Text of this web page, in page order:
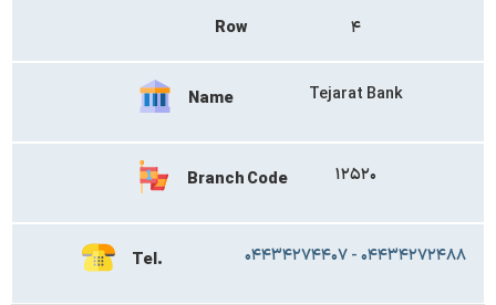
Row ۴
Name Tejarat Bank
Branch Code ۱۲۵۲۰
Tel. ۰۴۴۳۴۲۷۴۴۰۷ - ۰۴۴۳۴۲۷۲۴۸۸